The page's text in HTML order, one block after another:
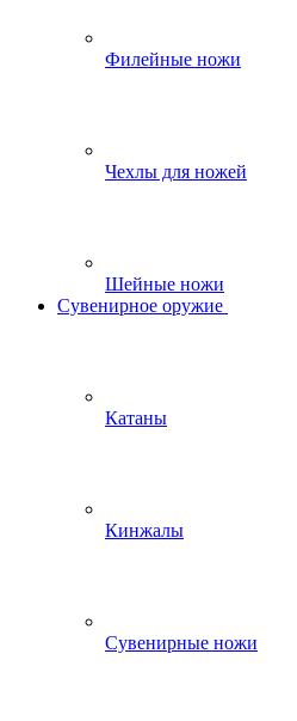
Филейные ножи
Чехлы для ножей
Шейные ножи
Сувенирное оружие
Катаны
Кинжалы
Сувенирные ножи